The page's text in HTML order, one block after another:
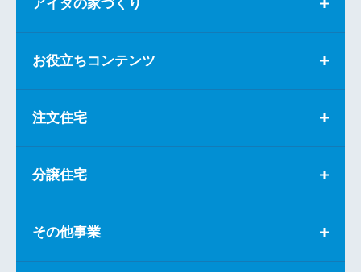
アイダの家づくり
お役立ちコンテンツ
注文住宅
分譲住宅
その他事業